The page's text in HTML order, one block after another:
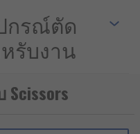
กรณ์ตัด
รับงาน
าพของชิ้นงาน